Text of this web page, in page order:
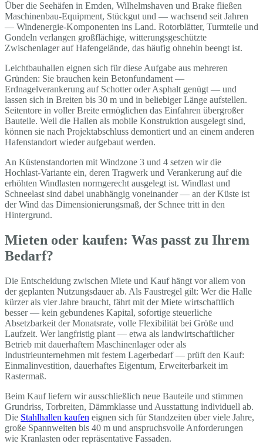
Über die Seehäfen in Emden, Wilhelmshaven und Brake fließen
Maschinenbau-Equipment, Stückgut und — wachsend seit Jahren
— Windenergie-Komponenten ins Land. Rotorblätter, Turmteile und
Gondeln verlangen großflächige, witterungsgeschützte
Zwischenlager auf Hafengelände, das häufig ohnehin beengt ist.
Leichtbauhallen eignen sich für diese Aufgabe aus mehreren
Gründen: Sie brauchen kein Betonfundament —
Erdnagelverankerung auf Schotter oder Asphalt genügt — und
lassen sich in Breiten bis 30 m und in beliebiger Länge aufstellen.
Seitentore in voller Breite ermöglichen das Einfahren übergroßer
Bauteile. Weil die Hallen als mobile Konstruktion ausgelegt sind,
können sie nach Projektabschluss demontiert und an einem anderen
Hafenstandort wieder aufgebaut werden.
An Küstenstandorten mit Windzone 3 und 4 setzen wir die
Hochlast-Variante ein, deren Tragwerk und Verankerung auf die
erhöhten Windlasten normgerecht ausgelegt ist. Windlast und
Schneelast sind dabei unabhängig voneinander — an der Küste ist
der Wind das Dimensionierungsmaß, der Schnee tritt in den
Hintergrund.
Mieten oder kaufen: Was passt zu Ihrem
Bedarf?
Die Entscheidung zwischen Miete und Kauf hängt vor allem von
der geplanten Nutzungsdauer ab. Als Faustregel gilt: Wer die Halle
kürzer als vier Jahre braucht, fährt mit der Miete wirtschaftlich
besser — kein gebundenes Kapital, sofortige steuerliche
Absetzbarkeit der Monatsrate, volle Flexibilität bei Größe und
Laufzeit. Wer langfristig plant — etwa als landwirtschaftlicher
Betrieb mit dauerhaftem Maschinenlager oder als
Industrieunternehmen mit festem Lagerbedarf — prüft den Kauf:
Einmalinvestition, dauerhaftes Eigentum, Erweiterbarkeit im
Rastermaß.
Beim Kauf liefern wir ausschließlich neue Bauteile und stimmen
Grundriss, Torbreiten, Dämmklasse und Ausstattung individuell ab.
Die Stahlhallen kaufen eignen sich für Standzeiten über viele Jahre,
große Spannweiten bis 40 m und anspruchsvolle Anforderungen
wie Kranlasten oder repräsentative Fassaden.